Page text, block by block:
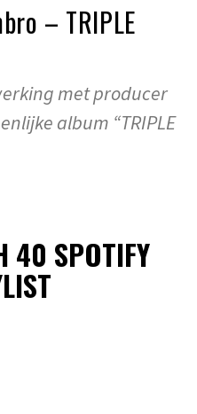
– TRIPLE
met producer
album “TRIPLE
40 SPOTIFY